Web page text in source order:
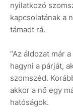
nyilatkozó
kapcsolatának a
támadt rá.
“Az áldozat már
hagyni a párját,
szomszéd.
akkor a nő egy
hatóságok.